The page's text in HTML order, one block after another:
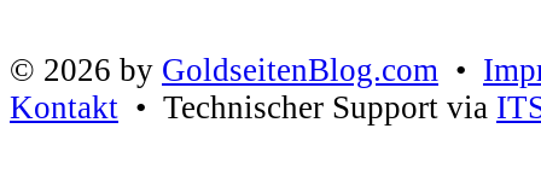
© 2026 by GoldseitenBlog.com •
Kontakt • Technischer Support via